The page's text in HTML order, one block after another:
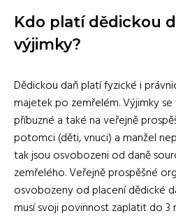
Kdo platí dědickou
výjimky?
Dědickou daň platí fyzické i
majetek po zemřelém. Výjimky
příbuzné a také na veřejně
potomci (děti, vnuci) a manžel
tak jsou osvobozeni od daně
zemřelého. Veřejně prospěšné
osvobozeny od placení dědické
musí svoji povinnost zaplatit do 3